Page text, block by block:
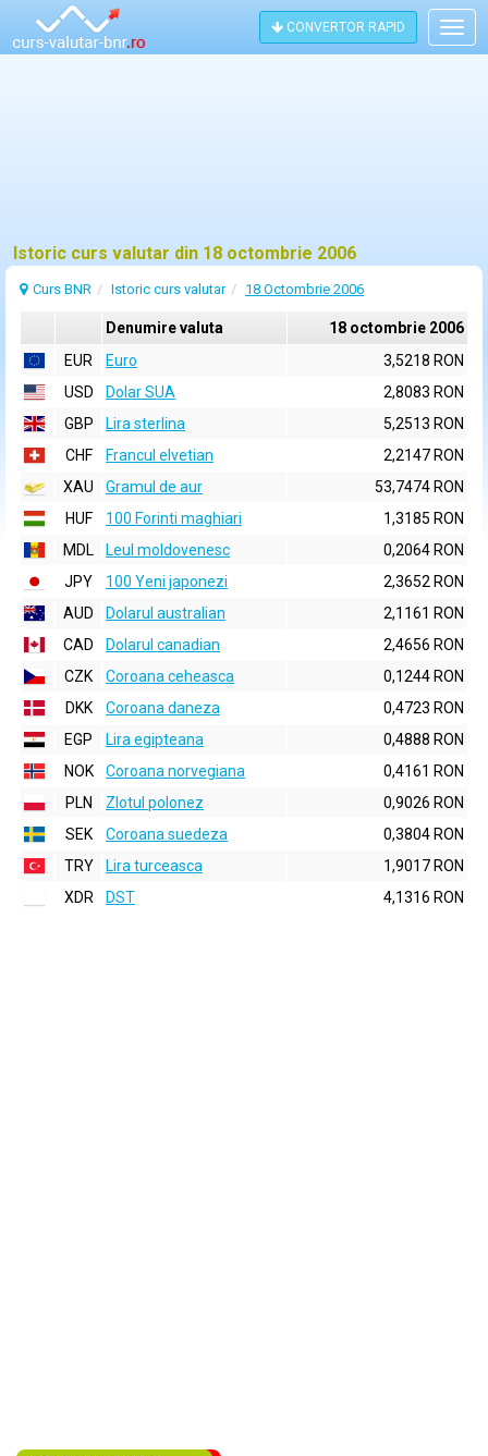
CONVERTOR RAPID
Istoric curs valutar din 18 octombrie 2006
Curs BNR Istoric curs valutar 18 Octombrie 2006
Denumire valuta
18 octombrie 2006
EUR
Euro
3,5218 RON
USD
Dolar SUA
2,8083 RON
GBP
Lira sterlina
5,2513 RON
CHF
Francul elvetian
2,2147 RON
XAU
Gramul de aur
53,7474 RON
HUF
100 Forinti maghiari
1,3185 RON
MDL
Leul moldovenesc
0,2064 RON
JPY
100 Yeni japonezi
2,3652 RON
AUD
Dolarul australian
2,1161 RON
CAD
Dolarul canadian
2,4656 RON
CZK
Coroana ceheasca
0,1244 RON
DKK
Coroana daneza
0,4723 RON
EGP
Lira egipteana
0,4888 RON
NOK
Coroana norvegiana
0,4161 RON
PLN
Zlotul polonez
0,9026 RON
SEK
Coroana suedeza
0,3804 RON
TRY
Lira turceasca
1,9017 RON
XDR
DST 4,1316 RON